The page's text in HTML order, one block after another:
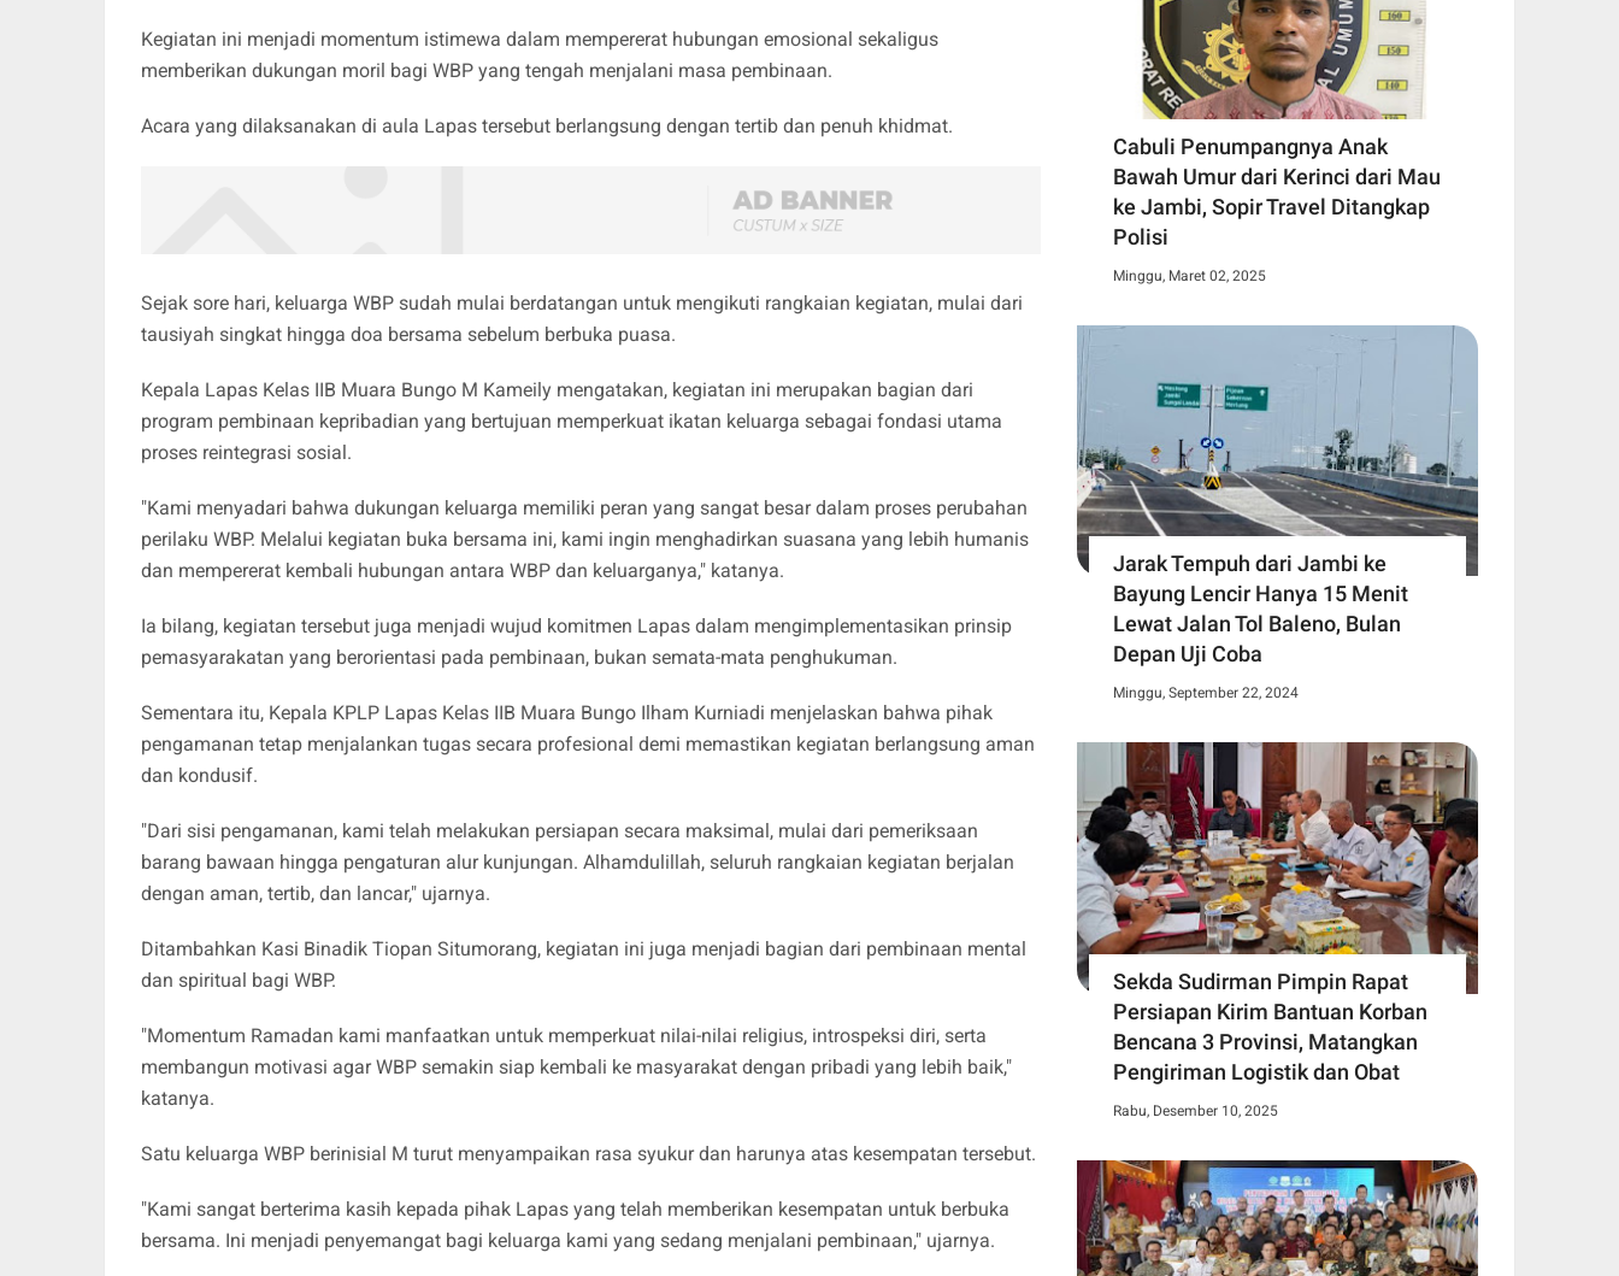
Kegiatan ini menjadi momentum istimewa dalam mempererat hubungan emosional sekaligus
memberikan dukungan moril bagi WBP yang tengah menjalani masa pembinaan.
Acara yang dilaksanakan di aula Lapas tersebut berlangsung dengan tertib dan penuh khidmat.
Sejak sore hari, keluarga WBP sudah mulai berdatangan untuk mengikuti rangkaian kegiatan, mulai dari
tausiyah singkat hingga doa bersama sebelum berbuka puasa.
Kepala Lapas Kelas IIB Muara Bungo M Kameily mengatakan, kegiatan ini merupakan bagian dari
program pembinaan kepribadian yang bertujuan memperkuat ikatan keluarga sebagai fondasi utama
proses reintegrasi sosial.
"Kami menyadari bahwa dukungan keluarga memiliki peran yang sangat besar dalam proses perubahan
perilaku WBP. Melalui kegiatan buka bersama ini, kami ingin menghadirkan suasana yang lebih humanis
dan mempererat kembali hubungan antara WBP dan keluarganya," katanya.
Ia bilang, kegiatan tersebut juga menjadi wujud komitmen Lapas dalam mengimplementasikan prinsip
pemasyarakatan yang berorientasi pada pembinaan, bukan semata-mata penghukuman.
Sementara itu, Kepala KPLP Lapas Kelas IIB Muara Bungo Ilham Kurniadi menjelaskan bahwa pihak
pengamanan tetap menjalankan tugas secara profesional demi memastikan kegiatan berlangsung aman
dan kondusif.
"Dari sisi pengamanan, kami telah melakukan persiapan secara maksimal, mulai dari pemeriksaan
barang bawaan hingga pengaturan alur kunjungan. Alhamdulillah, seluruh rangkaian kegiatan berjalan
dengan aman, tertib, dan lancar," ujarnya.
Ditambahkan Kasi Binadik Tiopan Situmorang, kegiatan ini juga menjadi bagian dari pembinaan mental
dan spiritual bagi WBP.
"Momentum Ramadan kami manfaatkan untuk memperkuat nilai-nilai religius, introspeksi diri, serta
membangun motivasi agar WBP semakin siap kembali ke masyarakat dengan pribadi yang lebih baik,"
katanya.
Satu keluarga WBP berinisial M turut menyampaikan rasa syukur dan harunya atas kesempatan tersebut.
"Kami sangat berterima kasih kepada pihak Lapas yang telah memberikan kesempatan untuk berbuka
bersama. Ini menjadi penyemangat bagi keluarga kami yang sedang menjalani pembinaan," ujarnya.
Cabuli Penumpangnya Anak
Bawah Umur dari Kerinci dari Mau
ke Jambi, Sopir Travel Ditangkap
Polisi
Minggu, Maret 02, 2025
Jarak Tempuh dari Jambi ke
Bayung Lencir Hanya 15 Menit
Lewat Jalan Tol Baleno, Bulan
Depan Uji Coba
Minggu, September 22, 2024
Sekda Sudirman Pimpin Rapat
Persiapan Kirim Bantuan Korban
Bencana 3 Provinsi, Matangkan
Pengiriman Logistik dan Obat
Rabu, Desember 10, 2025